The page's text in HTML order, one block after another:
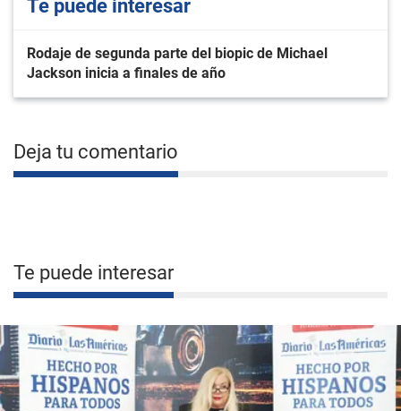
Te puede interesar
Rodaje de segunda parte del biopic de Michael
Jackson inicia a finales de año
Deja tu comentario
Te puede interesar